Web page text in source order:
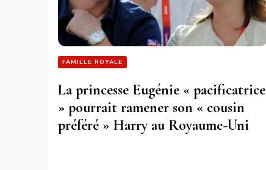
FAMILLE ROYALE
La princesse Eugénie « pacificatrice
» pourrait ramener son « cousin
préféré » Harry au Royaume-Uni